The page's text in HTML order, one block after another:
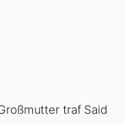
traf Said